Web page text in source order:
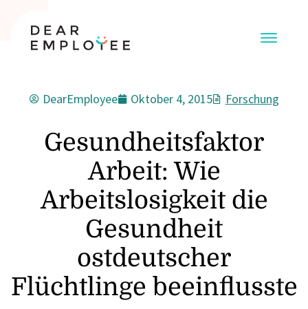
DearEmployee Oktober 4, 2015 Forschung
Gesundheitsfaktor
Arbeit: Wie
Arbeitslosigkeit die
Gesundheit
ostdeutscher
Flüchtlinge beeinflusste